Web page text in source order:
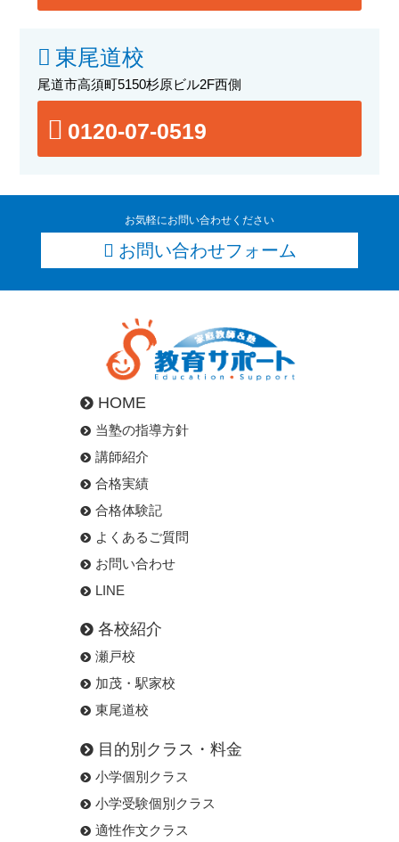
東尾道校
尾道市高須町5150杉原ビル2F西側
0120-07-0519
お気軽にお問い合わせください
お問い合わせフォーム
HOME
当塾の指導方針
講師紹介
合格実績
合格体験記
よくあるご質問
お問い合わせ
LINE
各校紹介
瀬戸校
加茂・駅家校
東尾道校
目的別クラス・料金
小学個別クラス
小学受験個別クラス
適性作文クラス